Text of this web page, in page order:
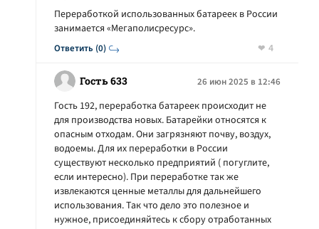
Ответить (0)
Переработкой использованных батареек в России
занимается «Мегаполисресурс».
4
Гость 633 26 июн 2025 в 12:46
Гость 192, переработка батареек происходит не
для производства новых. Батарейки относятся к
опасным отходам. Они загрязняют почву, воздух,
водоемы. Для их переработки в России
существуют несколько предприятий ( погуглите,
если интересно). При переработке так же
извлекаются ценные металлы для дальнейшего
использования. Так что дело это полезное и
нужное, присоединяйтесь к сбору отработанных